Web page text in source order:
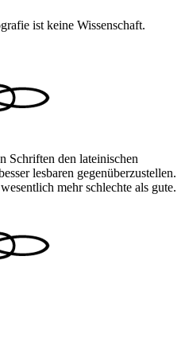
ist keine Wissenschaft.
Schriften den lateinischen
lesbaren gegenüberzustellen.
mehr schlechte als gute.